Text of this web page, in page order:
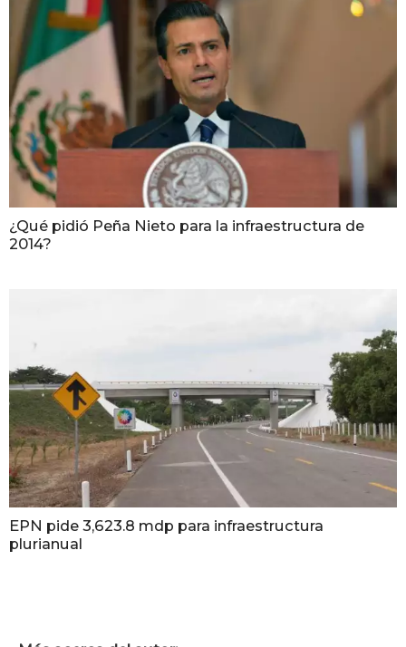
¿Qué pidió Peña Nieto para la infraestructura de
2014?
EPN pide 3,623.8 mdp para infraestructura
plurianual